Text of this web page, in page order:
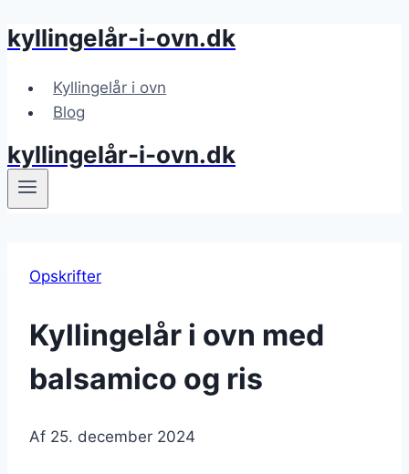
Fortsæt
indhold
kyllingelår-i-ovn.dk
Kyllingelår i ovn
Blog
kyllingelår-i-ovn.dk
Opskrifter
Kyllingelår i ovn med
balsamico og ris
Af 25. december 2024